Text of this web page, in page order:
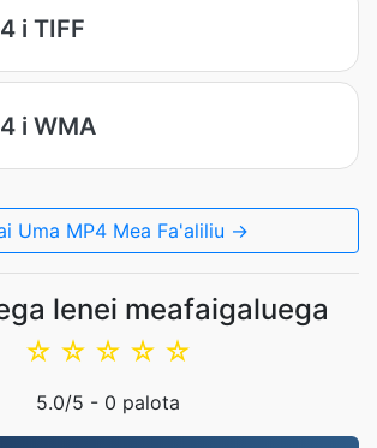
i TIFF
i WMA
Uma MP4 Mea Fa'aliliu →
lenei meafaigaluega
☆
☆
☆
☆
☆
5.0/5 - 0 palota